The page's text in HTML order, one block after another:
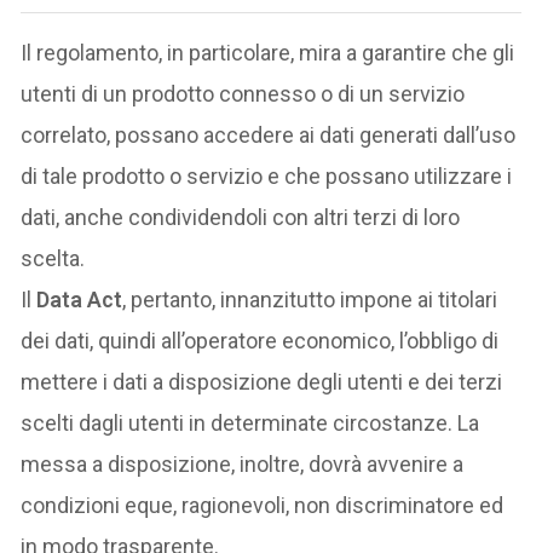
Il regolamento, in particolare, mira a garantire che gli
utenti di un prodotto connesso o di un servizio
correlato, possano accedere ai dati generati dall’uso
di tale prodotto o servizio e che possano utilizzare i
dati, anche condividendoli con altri terzi di loro
scelta.
Il Data Act, pertanto, innanzitutto impone ai titolari
dei dati, quindi all’operatore economico, l’obbligo di
mettere i dati a disposizione degli utenti e dei terzi
scelti dagli utenti in determinate circostanze. La
messa a disposizione, inoltre, dovrà avvenire a
condizioni eque, ragionevoli, non discriminatore ed
in modo trasparente.